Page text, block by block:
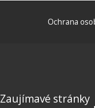
Ochrana
Zaujímavé stránky